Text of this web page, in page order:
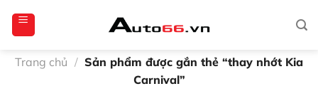
qua
dungTrang chủ / Sản phẩm được gắn thẻ “thay nhớt Kia
Carnival”